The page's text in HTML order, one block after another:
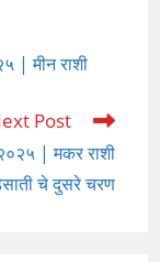
| मीन राशी
Post
| मकर राशी
चे दुसरे चरण